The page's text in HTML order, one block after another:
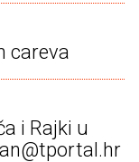
careva
i Rajki u